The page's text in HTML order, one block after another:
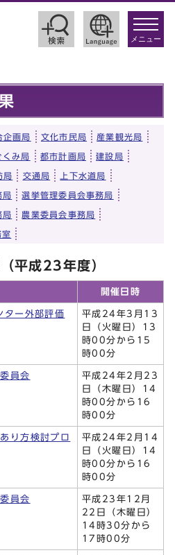
toggle
メニュー
企画局 文化市民局 産業観光局
くみ局 都市計画局 建設局
局 交通局 上下水道局
局 選挙管理委員会事務局
局 農業委員会事務局
室
平成23年度）
開催日時
ター外部評価
平成24年3月13
日（火曜日）13
時00分から15
時00分
員会
平成24年2月23
日（木曜日）14
時00分から16
時00分
り方検討プロ
平成24年2月14
日（火曜日）14
時00分から16
時00分
員会
平成23年12月
22日（木曜日）
14時30分から
17時00分